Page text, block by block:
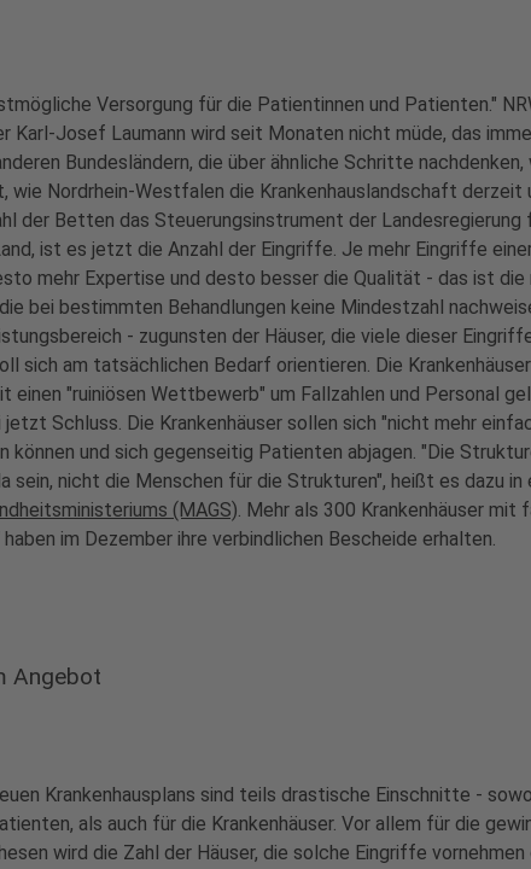
Versorgung für die Patientinnen und Patienten."
Karl-Josef Laumann wird seit Monaten nicht müde, das
Bundesländern, die über ähnliche Schritte nachdenken,
wie Nordrhein-Westfalen die Krankenhauslandschaft derzeit
der Betten das Steuerungsinstrument der Landesregierung
ist es jetzt die Anzahl der Eingriffe. Je mehr Eingriffe
mehr Expertise und desto besser die Qualität - das ist die
bei bestimmten Behandlungen keine Mindestzahl
- zugunsten der Häuser, die viele dieser
sich am tatsächlichen Bedarf orientieren. Die
einen "ruiniösen Wettbewerb" um Fallzahlen und Personal
jetzt Schluss. Die Krankenhäuser sollen sich "nicht mehr
können und sich gegenseitig Patienten abjagen. "Die
sein, nicht die Menschen für die Strukturen", heißt es dazu in
(MAGS). Mehr als 300 Krankenhäuser mit
im Dezember ihre verbindlichen Bescheide erhalten.
Angebot
Krankenhausplans sind teils drastische Einschnitte -
als auch für die Krankenhäuser. Vor allem für die
wird die Zahl der Häuser, die solche Eingriffe vornehmen